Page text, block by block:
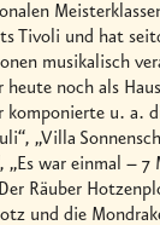
Tivoli und hat
musikalisch
heute noch als
komponierte u. a.
„Villa
„Es war einmal – 7
Räuber
und die